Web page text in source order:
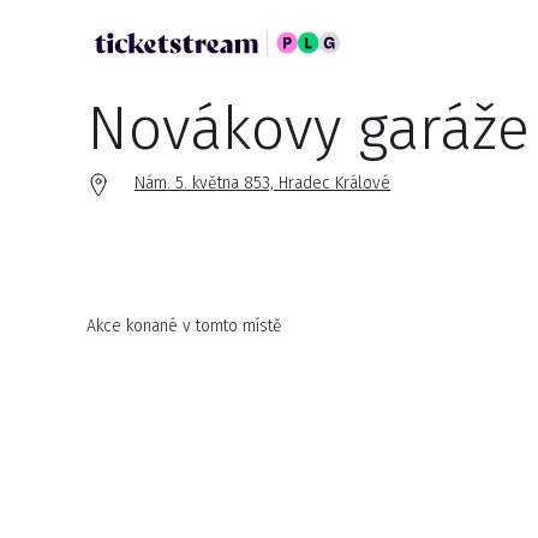
Novákovy garáže
Nám. 5. května 853, Hradec Králové
Akce konané v tomto místě